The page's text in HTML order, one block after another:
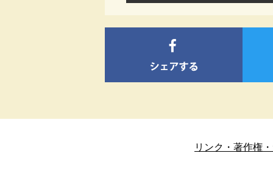
リンク・著作権